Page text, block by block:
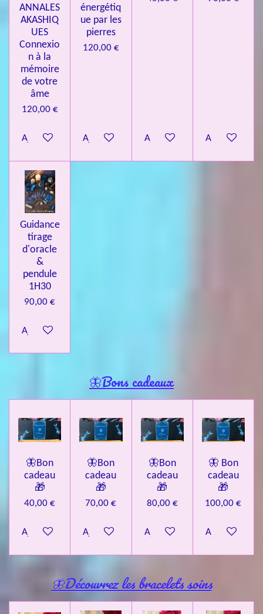
ANNALES
AKASHIQ
UES
Connexio
n à la
mémoire
de votre
âme
120,00 €
Ajouter au panier
énergétiq
ue par les
pierres
120,00 €
Ajouter au panierAjouter au panierAjouter au
Guidance
tirage
d'oracle
&
pendule
1H30
90,00 €
Ajouter au panier
🦋Bons cadeaux
🦋Bon
cadeau
🎁
40,00 €
Ajouter au panier
🦋Bon
cadeau
🎁
70,00 €
Ajouter au panier
🦋Bon
cadeau
🎁
80,00 €
Ajouter au panier
🦋 Bon
cadeau
🎁
100,00 €
Ajouter au
🦋Découvrez les bracelets soins